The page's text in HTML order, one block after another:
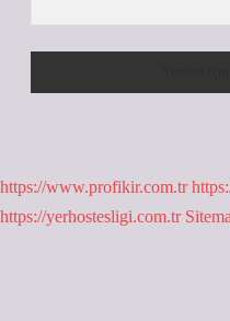
https://www.profikir.com.tr
https://yerhostesligi.com.tr